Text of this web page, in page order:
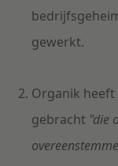
gewerkt.
Organik
gebracht "die